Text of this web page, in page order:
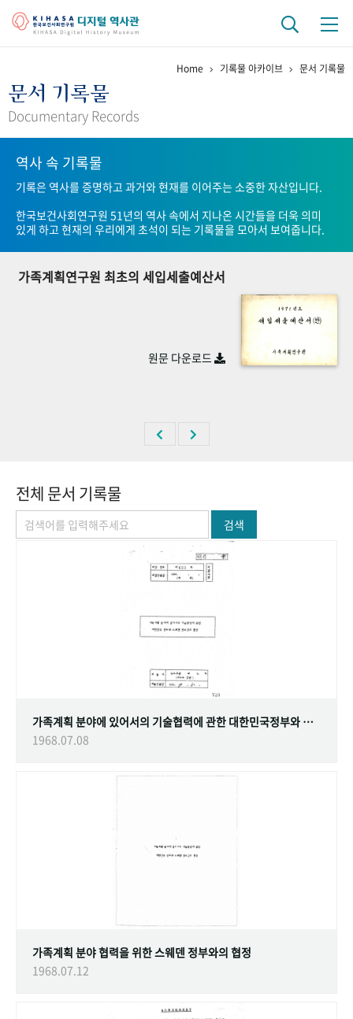
걸어온 길 기관 변천사
연구 역사
정책과 연구 키워드로 보는 연구 역사
연구자들
기록물 아카이브
사진 아카이브 문서 기록물 행정박물
숫자로 보는 50년 50+1주년 광장
Home 기록물 아카이브 문서 기록물
문서 기록물
Documentary Records
역사 속 기록물
기록은 역사를 증명하고 과거와 현재를 이어주는 소중한 자산입니다.
한국보건사회연구원 51년의 역사 속에서 지나온 시간들을 더욱 의미
있게 하고 현재의 우리에게 초석이 되는 기록물을 모아서 보여줍니다.
가족계획연구원 최초의 세입세출예산서
원문 다운로드
전체 문서 기록물
검색
가족계획 분야에 있어서의 기술협력에 관한 대한민국정부와 스웨덴 정부간의 협정
1968.07.08
가족계획 분야 협력을 위한 스웨덴 정부와의 협정
1968.07.12